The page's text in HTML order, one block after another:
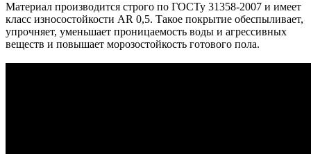
Материал производится строго по ГОСТу 31358-2007 и имеет
класс износостойкости AR 0,5. Такое покрытие обеспыливает,
упрочняет, уменьшает проницаемость воды и агрессивных
веществ и повышает морозостойкость готового пола.